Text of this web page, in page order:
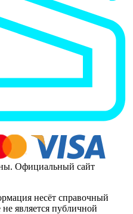
Официальный сайт
несёт справочный
является публичной